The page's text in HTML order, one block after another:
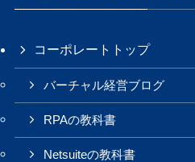
コーポレートトップ
バーチャル経営ブログ
RPAの教科書
Netsuiteの教科書